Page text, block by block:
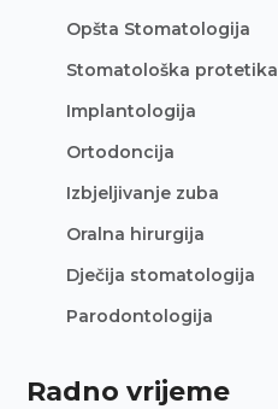
Opšta Stomatologija
Stomatološka protetika
Implantologija
Ortodoncija
Izbjeljivanje zuba
Oralna hirurgija
Dječija stomatologija
Parodontologija
Radno vrijeme